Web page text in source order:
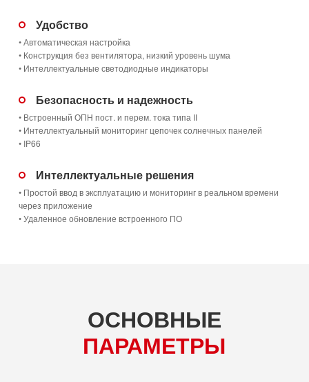
Удобство
• Автоматическая настройка
• Конструкция без вентилятора, низкий уровень шума
• Интеллектуальные светодиодные индикаторы
Безопасность и надежность
• Встроенный ОПН пост. и перем. тока типа ӀӀ
• Интеллектуальный мониторинг цепочек солнечных панелей
• IP66
Интеллектуальные решения
• Простой ввод в эксплуатацию и мониторинг в реальном времени
через приложение
• Удаленное обновление встроенного ПО
ОСНОВНЫЕ
ПАРАМЕТРЫ